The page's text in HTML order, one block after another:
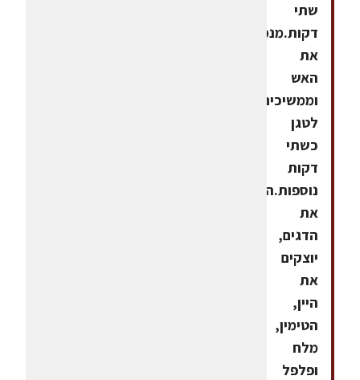
שתי
דקות.מנמיכים
את
האש
וממשיכים
לטגן
כשתי
דקות
נוספות.הופכים
את
הדגים,
יוצקים
את
היין,
הטימין,
מלח
ופלפל